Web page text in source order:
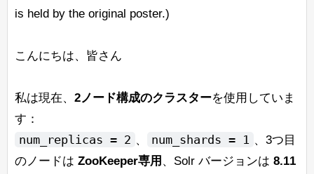
is held by the original poster.)
こんにちは、皆さん
私は現在、 2ノード構成のクラスターを使用していま
す：
num_replicas = 2 、 num_shards = 1 、3つ目
のノードは ZooKeeper専用 、Solr バージョンは 8.11